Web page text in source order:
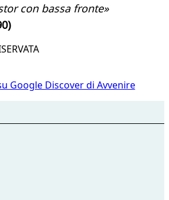
con bassa fronte»
Google Discover di Avvenire